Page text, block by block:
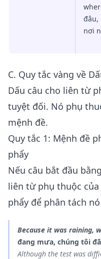
đâu,
nơi
C. Quy tắc vàng về
Dấu câu cho liên từ
tuyệt đối. Nó phụ
mệnh đề.
Quy tắc 1: Mệnh đề
phẩy
Nếu câu bắt đầu
liên từ phụ thuộc của
phẩy để phân tách
Because it was raining,
đang mưa, chúng tôi
Although the test was